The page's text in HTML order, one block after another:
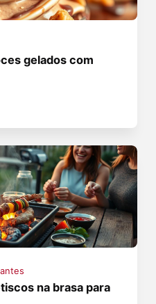
gelados com
na brasa para